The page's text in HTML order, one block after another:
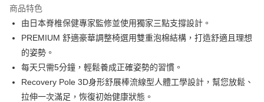
臺灣中小企業銀行
匯豐（台灣）商業銀行
華泰商業銀行
聯邦商業銀行
遠東國際商業銀行
元大商業銀行
玉山商業銀行
星展（台灣）商業銀行
台灣樂天信用卡公司
上海商業儲蓄銀行
國泰世華商業銀行
兆豐國際商業銀行
匯豐（台灣）商業銀行
華泰商業銀行
聯邦商業銀行
元大商業銀行
永豐商業銀行
玉山商業銀行
星展（台灣）商業銀行
台新國際商業銀行
中國信託商業銀行
LINE Pay
Apple Pay
街口支付
Google Pay
ATM付款
商品特色
由日本脊椎保健專家監修並使用獨家三點支撐設計。
PREMIUM 舒適豪華調整椅選用雙重泡棉結構，打造舒適且理想
的姿勢。
每天只需5分鐘，輕鬆養成正確姿勢的習慣。
Recovery Pole 3D身形舒展棒流線型人體工學設計，幫您放鬆、
拉伸一次滿足，恢復初始健康狀態。